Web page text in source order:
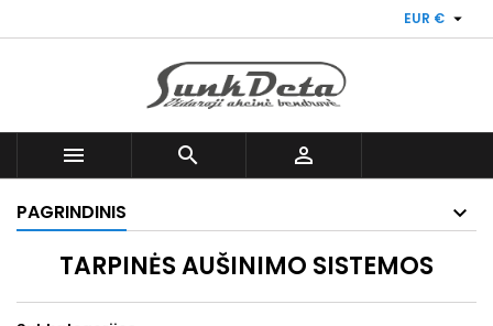
EUR € 
  
PAGRINDINIS
TARPINĖS AUŠINIMO SISTEMOS